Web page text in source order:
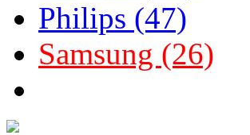
Philips (47)
Samsung (26)